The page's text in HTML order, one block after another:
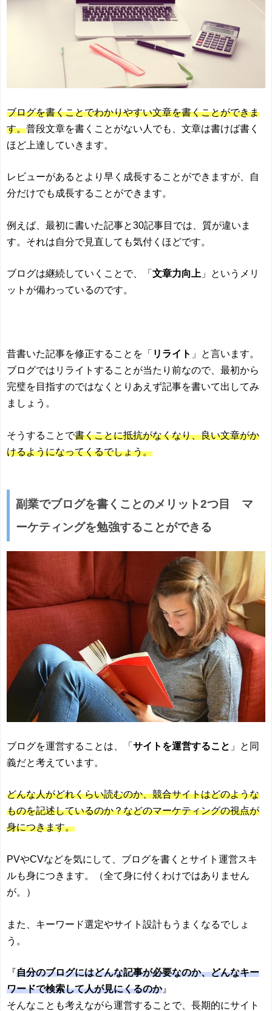
ブログを書くことでわかりやすい文章を書くことができま
す。普段文章を書くことがない人でも、文章は書けば書く
ほど上達していきます。
レビューがあるとより早く成長することができますが、自
分だけでも成長することができます。
例えば、最初に書いた記事と30記事目では、質が違いま
す。それは自分で見直しても気付くほどです。
ブログは継続していくことで、「 文章力向上 」というメリ
ットが備わっているのです。
昔書いた記事を修正することを「 リライト 」と言います。
ブログではリライトすることが当たり前なので、最初から
完璧を目指すのではなくとりあえず記事を書いて出してみ
ましょう。
そうすることで書くことに抵抗がなくなり、良い文章がか
けるようになってくるでしょう。
副業でブログを書くことのメリット2つ目 マ
ーケティングを勉強することができる
ブログを運営することは、「 サイトを運営すること 」と同
義だと考えています。
どんな人がどれくらい読むのか、競合サイトはどのような
ものを記述しているのか？などのマーケティングの視点が
身につきます。
PVやCVなどを気にして、ブログを書くとサイト運営スキ
ルも身につきます。（全て身に付くわけではありません
が。）
また、キーワード選定やサイト設計もうまくなるでしょ
う。
『自分のブログにはどんな記事が必要なのか、どんなキー
ワードで検索して人が見にくるのか』
そんなことも考えながら運営することで、長期的にサイト